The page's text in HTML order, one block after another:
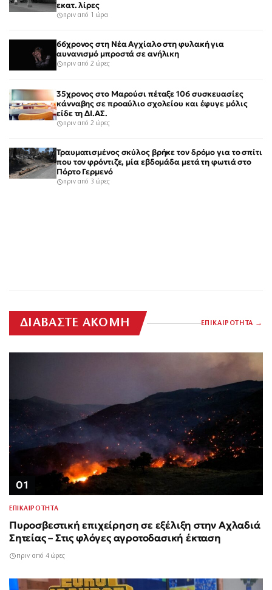
εκατ. λίρες
πριν από 1 ώρα
66χρονος στη Νέα Αγχίαλο στη φυλακή για
αυνανισμό μπροστά σε ανήλικη
πριν από 2 ώρες
35χρονος στο Μαρούσι πέταξε 106 συσκευασίες
κάνναβης σε προαύλιο σχολείου και έφυγε μόλις
είδε τη ΔΙ.ΑΣ.
πριν από 2 ώρες
Τραυματισμένος σκύλος βρήκε τον δρόμο για το σπίτι
που τον φρόντιζε, μία εβδομάδα μετά τη φωτιά στο
Πόρτο Γερμενό
πριν από 3 ώρες
ΔΙΑΒΑΣΤΕ ΑΚΟΜΗ ΕΠΙΚΑΙΡΟΤΗΤΑ
01
ΕΠΙΚΑΙΡΟΤΗΤΑ
Πυροσβεστική επιχείρηση σε εξέλιξη στην Αχλαδιά
Σητείας – Στις φλόγες αγροτοδασική έκταση
πριν από 4 ώρες